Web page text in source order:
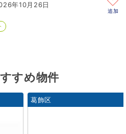
年10月26日
追加
すめ物件
葛飾区